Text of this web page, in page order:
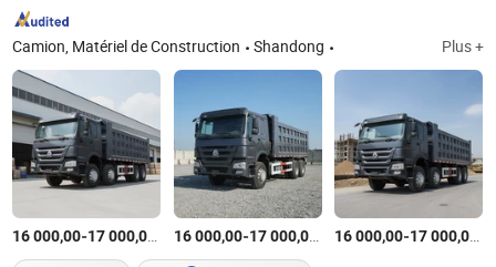
Camion, Matériel de Construction Shandong Plus +
16 000,00-17 000,00 $US/Pièce
16 000,00-17 000,00 $US/Pièce
16 000,00-17 000,00